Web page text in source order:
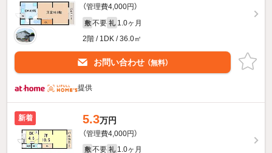
（管理費4,000円）
敷 不要 礼 1.0ヶ月
2階 / 1DK / 36.0㎡
お問い合わせ （無料）
提供
新着 5.3万円
（管理費4,000円）
敷 不要 礼 1.0ヶ月